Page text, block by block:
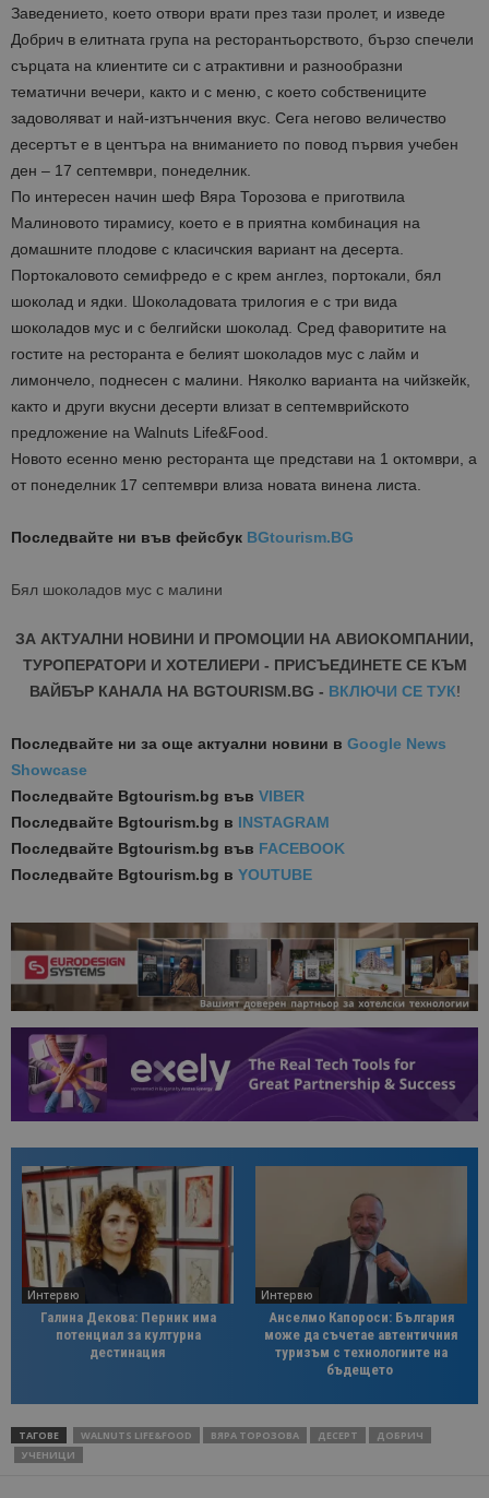
Заведението, което отвори врати през тази пролет, и изведе
Добрич в елитната група на ресторантьорството, бързо спечели
сърцата на клиентите си с атрактивни и разнообразни
тематични вечери, както и с меню, с което собствениците
задоволяват и най-изтънчения вкус. Сега негово величество
десертът е в центъра на вниманието по повод първия учебен
ден – 17 септември, понеделник.
По интересен начин шеф Вяра Торозова е приготвила
Малиновото тирамису, което е в приятна комбинация на
домашните плодове с класичския вариант на десерта.
Портокаловото семифредо е с крем англез, портокали, бял
шоколад и ядки. Шоколадовата трилогия е с три вида
шоколадов мус и с белгийски шоколад. Сред фаворитите на
гостите на ресторанта е белият шоколадов мус с лайм и
лимончело, поднесен с малини. Няколко варианта на чийзкейк,
както и други вкусни десерти влизат в септемврийското
предложение на Walnuts Life&Food.
Новото есенно меню ресторанта ще представи на 1 октомври, а
от понеделник 17 септември влиза новата винена листа.
Последвайте ни във фейсбук BGtourism.BG
Бял шоколадов мус с малини
ЗА АКТУАЛНИ НОВИНИ И ПРОМОЦИИ НА АВИОКОМПАНИИ,
ТУРОПЕРАТОРИ И ХОТЕЛИЕРИ - ПРИСЪЕДИНЕТЕ СЕ КЪМ
ВАЙБЪР КАНАЛА НА BGTOURISM.BG - ВКЛЮЧИ СЕ ТУК!
Последвайте ни за още актуални новини в Google News
Showcase
Последвайте Bgtourism.bg във VIBER
Последвайте Bgtourism.bg в INSTAGRAM
Последвайте Bgtourism.bg във FACEBOOK
Последвайте Bgtourism.bg в YOUTUBE
Интервю
Галина Декова: Перник има
потенциал за културна
дестинация
Интервю
Анселмо Капороси: България
може да съчетае автентичния
туризъм с технологиите на
бъдещето
ТАГОВЕ WALNUTS LIFE&FOOD ВЯРА ТОРОЗОВА ДЕСЕРТ
ДОБРИЧ
УЧЕНИЦИ